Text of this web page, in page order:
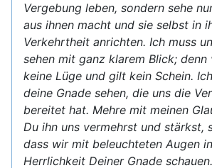
Vergebung leben, sondern sehe
aus ihnen macht und sie selbst in
Verkehrtheit anrichten. Ich muss
sehen mit ganz klarem Blick;
keine Lüge und gilt kein Schein.
deine Gnade sehen, die uns die
bereitet hat. Mehre mit meinen
Du ihn uns vermehrst und stärkst,
dass wir mit beleuchteten Augen
Herrlichkeit Deiner Gnade